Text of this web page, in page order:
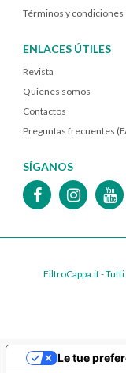
Términos y condiciones
ENLACES ÚTILES
Revista
Quienes somos
Contactos
Preguntas frecuentes
SÍGANOS
FiltroCappa.it -
Le tue